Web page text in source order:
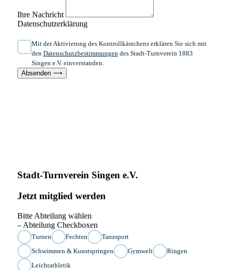
Ihre Nachricht
Datenschutzerklärung
Mit der Aktivierung des Kontrollkästchens erklären Sie sich mit
den Datenschutzbestimmungendes Stadt-Turnverein 1883
Singen e.V. einverstanden.
Absenden ⟶
Stadt-Turnverein Singen e.V.
Jetzt mitglied werden
Bitte Abteilung wählen
– Abteilung Checkboxen
Turnen Fechten
Tanzsport
Schwimmen & Kunstspringen
Gymwelt
Ringen
Leichtathletik